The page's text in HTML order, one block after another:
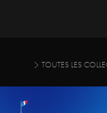
TOUTES LES